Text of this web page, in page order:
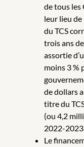
de tous les
leur lieu de
du TCS
trois ans
assortie
moins 3 %
de dollars
titre du
(ou 4,2
2022-
Le